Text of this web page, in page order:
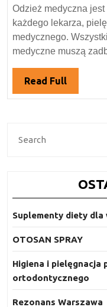
Odzież medyczna
każdego lekarza,
medycznego.
medyczne muszą
Read FullRead
Full
Search
Suplementy diety dla
OTOSAN SPRAY
Higiena i pielęgnacja
ortodontycznego
Rezonans Warszawa